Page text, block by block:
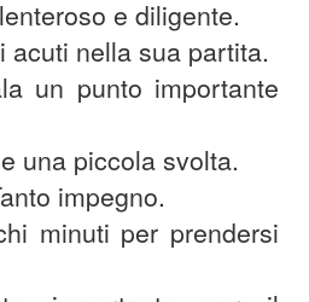
e diligente.
acuti nella sua partita.
un punto importante
una piccola svolta.
impegno.
minuti per prendersi